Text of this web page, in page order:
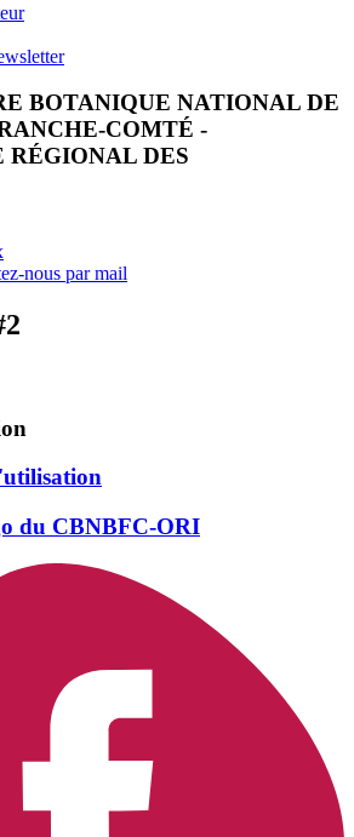
BOTANIQUE NATIONAL DE
COMTÉ -
RÉGIONAL DES
nous par mail
du CBNBFC-ORI